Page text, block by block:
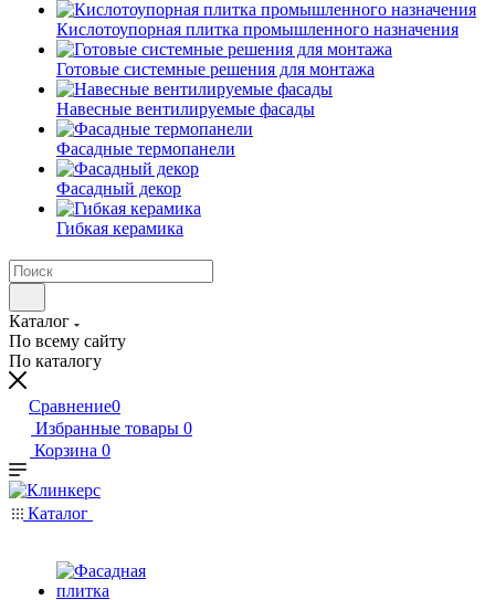
Кислотоупорная плитка промышленного назначения
Готовые системные решения для монтажа
Навесные вентилируемые фасады
Фасадные термопанели
Фасадный декор
Гибкая керамика
Каталог
По всему сайту
По каталогу
Сравнение0
Избранные товары 0
Корзина 0
Каталог